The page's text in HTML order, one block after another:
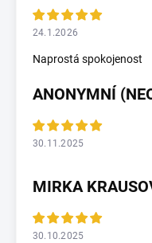
24.1.2026
Naprostá spokojenost
ANONYMNÍ
30.11.2025
MIRKA
30.10.2025